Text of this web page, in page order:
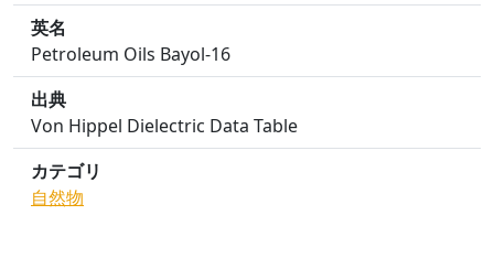
英名
Petroleum Oils Bayol-16
出典
Von Hippel Dielectric Data Table
カテゴリ
自然物